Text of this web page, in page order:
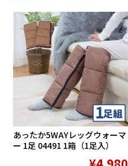
あったか5WAYレッグウォーマ
ー 1足 04491 1箱（1足入）